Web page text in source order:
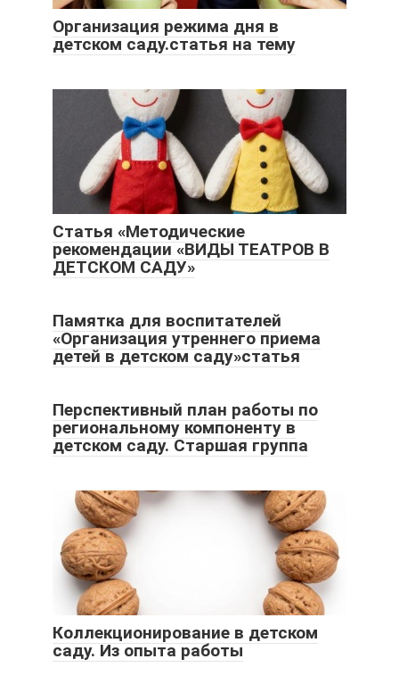
Организация режима дня в
детском саду.статья на тему
Статья «Методические
рекомендации «ВИДЫ ТЕАТРОВ В
ДЕТСКОМ САДУ»
Памятка для воспитателей
«Организация утреннего приема
детей в детском саду»статья
Перспективный план работы по
региональному компоненту в
детском саду. Старшая группа
Коллекционирование в детском
саду. Из опыта работы